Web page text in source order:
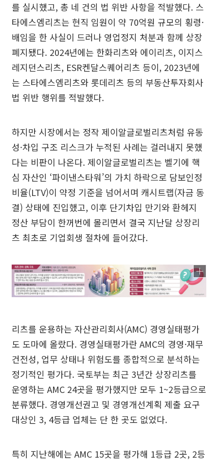
를 실시했고, 총 네 건의 법 위반 사항을 적발했다. 스
타에스엠리츠는 현직 임원이 약 70억원 규모의 횡령·
배임을 한 사실이 드러나 영업정지 처분과 함께 상장
폐지됐다. 2024년에는 한화리츠와 에이리츠, 이지스
레지던스리츠, ESR켄달스퀘어리츠 등이, 2023년에
는 스타에스엠리츠와 롯데리츠 등의 부동산투자회사
법 위반 행위를 적발했다.
하지만 시장에서는 정작 제이알글로벌리츠처럼 유동
성·차입 구조 리스크가 누적된 사례는 걸러내지 못했
다는 비판이 나온다. 제이알글로벌리츠는 벨기에 핵
심 자산인 ‘파이낸스타워’의 가치 하락으로 담보인정
비율(LTV)이 약정 기준을 넘어서며 캐시트랩(자금 동
결) 상태에 진입했고, 이후 단기차입 만기와 환헤지
정산 부담이 한꺼번에 몰리면서 결국 지난달 상장리
츠 최초로 기업회생 절차에 들어갔다.
리츠를 운용하는 자산관리회사(AMC) 경영실태평가
도 도마에 올랐다. 경영실태평가란 AMC의 경영·재무
건전성, 업무 상태나 위험도를 종합적으로 분석하는
정기적인 평가다. 국토부는 최근 3년간 상장리츠를
운영하는 AMC 24곳을 평가했지만 모두 1~2등급으로
분류했다. 경영개선권고 및 경영개선계획 제출 요구
대상인 3, 4등급 업체는 단 한 곳도 없었다.
특히 지난해에는 AMC 15곳을 평가해 1등급 2곳, 2등